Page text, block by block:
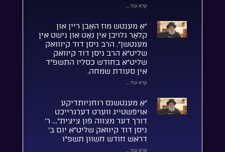
קרא עוד...
“אַ מענטש מוז האָבן ריין און
קלאָר גלויבן אין גאָט און נישט אין
מענטשן”. הרב ניסן דוד קיווואק
שליט”א הרב ניסן דוד קיוואק
שליט”א בחודש כסליו התשפ”ד
אין סעודת שמחה.
קרא עוד...
“אַ מענטשנס רוחניותדיקע
אויפֿשטייג ווערט דערגרייכט
דורך דער מצווה פֿון ציצית”… ר’
ניסן דוד קיוואק שליט”א יום ב’
דראש חודש חשוון תשפ”ו
קרא עוד...